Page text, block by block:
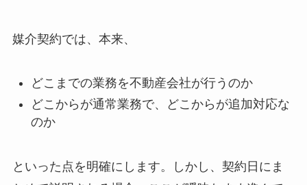
媒介契約では、本来、
どこまでの業務を不動産会社が行うのか
どこからが通常業務で、どこからが追加対応な
のか
といった点を明確にします。しかし、契約日にま